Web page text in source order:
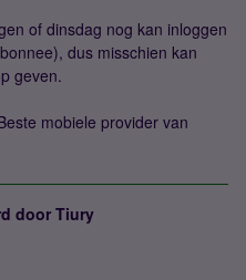
of dinsdag nog kan inloggen
dus misschien kan
geven.
mobiele provider van
door Tiury